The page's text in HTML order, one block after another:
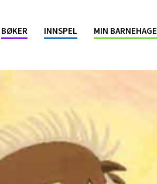
BØKER INNSPEL MIN BARNEHAGE